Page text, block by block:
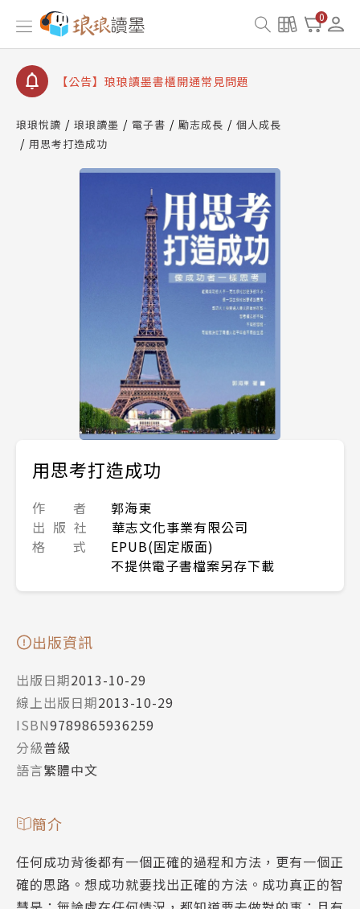
0
【公告】琅琅書店服務升級重要說明及資產合併結果
查詢
【公告】琅琅讀墨數位閱讀資產合併與書櫃開通申請
【公告】琅琅讀墨書櫃開通常見問題
請圖文教學
【公告】琅琅書店服務升級重要說明及資產合併結果
查詢
【公告】琅琅讀墨數位閱讀資產合併與書櫃開通申請
琅琅悅讀 琅琅讀墨 電子書 勵志成長
個人成長
用思考打造成功
用思考打造成功
作 者
郭海東
出 版 社
華志文化事業有限公司
格 式
EPUB(固定版面)
不提供電子書檔案另存下載
出版資訊
出版日期2013-10-29
線上出版日期2013-10-29
ISBN9789865936259
分級普級
語言繁體中文
簡介
任何成功背後都有一個正確的過程和方法，更有一個正
確的思路。想成功就要找出正確的方法。成功真正的智